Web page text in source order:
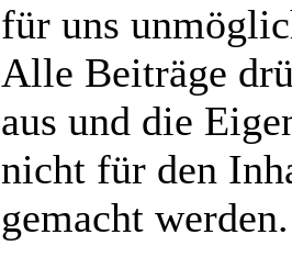
für uns
Alle Beiträge
aus und die
nicht für den
gemacht werden.